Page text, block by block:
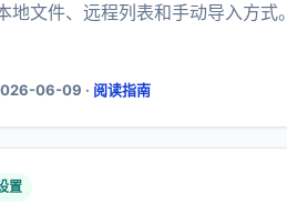
地文件、远程列表和手动导入方式。
06-09 · 阅读指南
置